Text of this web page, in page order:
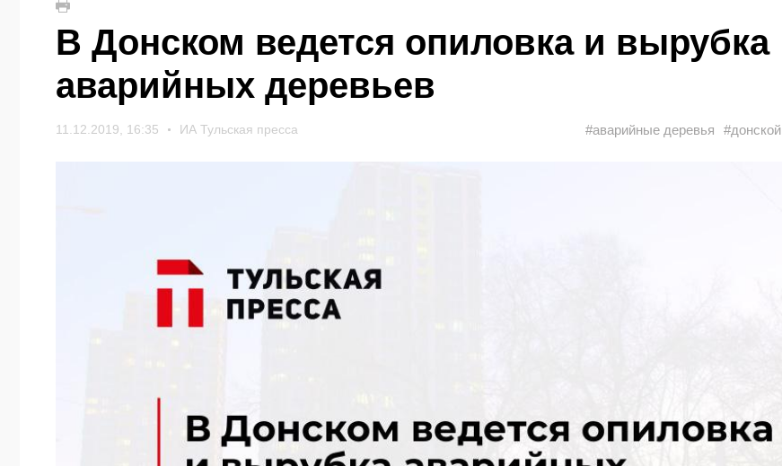
В Донском ведется опиловка и вырубка
аварийных деревьев
11.12.2019, 16:35 ИА Тульская пресса #аварийные деревья #донской